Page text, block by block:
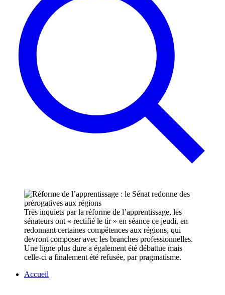
Très inquiets par la réforme de l’apprentissage, les
sénateurs ont « rectifié le tir » en séance ce jeudi, en
redonnant certaines compétences aux régions, qui
devront composer avec les branches professionnelles.
Une ligne plus dure a également été débattue mais
celle-ci a finalement été refusée, par pragmatisme.
Accueil